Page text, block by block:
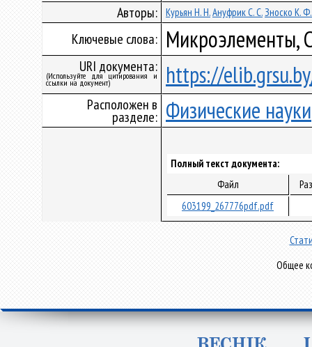
Авторы: Курьян Н. Н.Ануфрик С. С.Зноско К. Ф.
Ключевые слова: Микроэлементы,
URI документа:
(Используйте для цитирования и
ссылки на документ) https://
Расположен в
разделе: Физические науки
Полный текст документа:
Файл
603199_267776pdf.pdf
Общее